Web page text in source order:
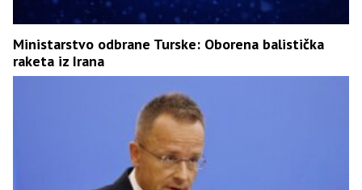
Ministarstvo odbrane Turske: Oborena balistička
raketa iz Irana